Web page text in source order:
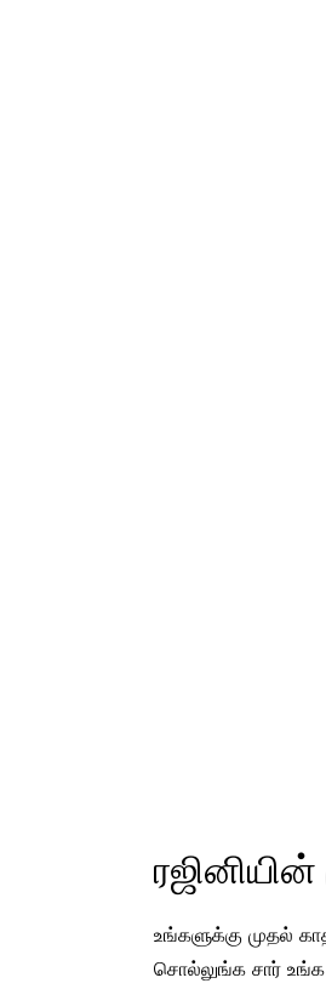
உங்களுக்கு முதல்
சொல்லுங்க சார்